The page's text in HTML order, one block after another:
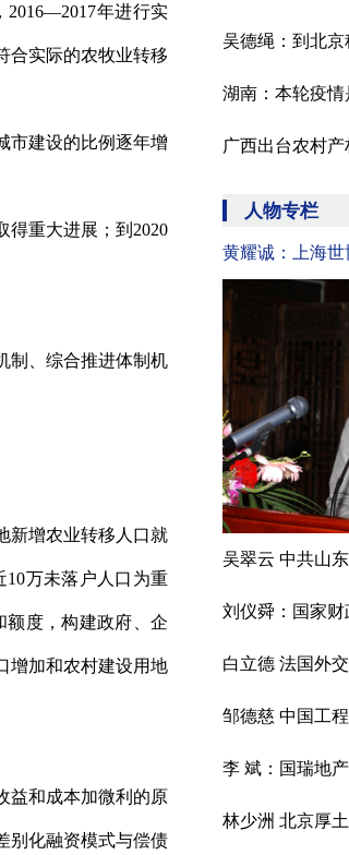
年进行实
合实际的农牧业转移
建设的比例逐年增
重大进展；到2020
、综合推进体制机
增农业转移人口就
万未落户人口为重
额度，构建政府、企
增加和农村建设用地
和成本加微利的原
别化融资模式与偿债
吴德绳：到北
湖南：本轮疫情
广西出台农村
人物专栏
黄耀诚：上海
吴翠云 中共山
白立德 法国外
李 斌：国瑞地
林少洲 北京厚